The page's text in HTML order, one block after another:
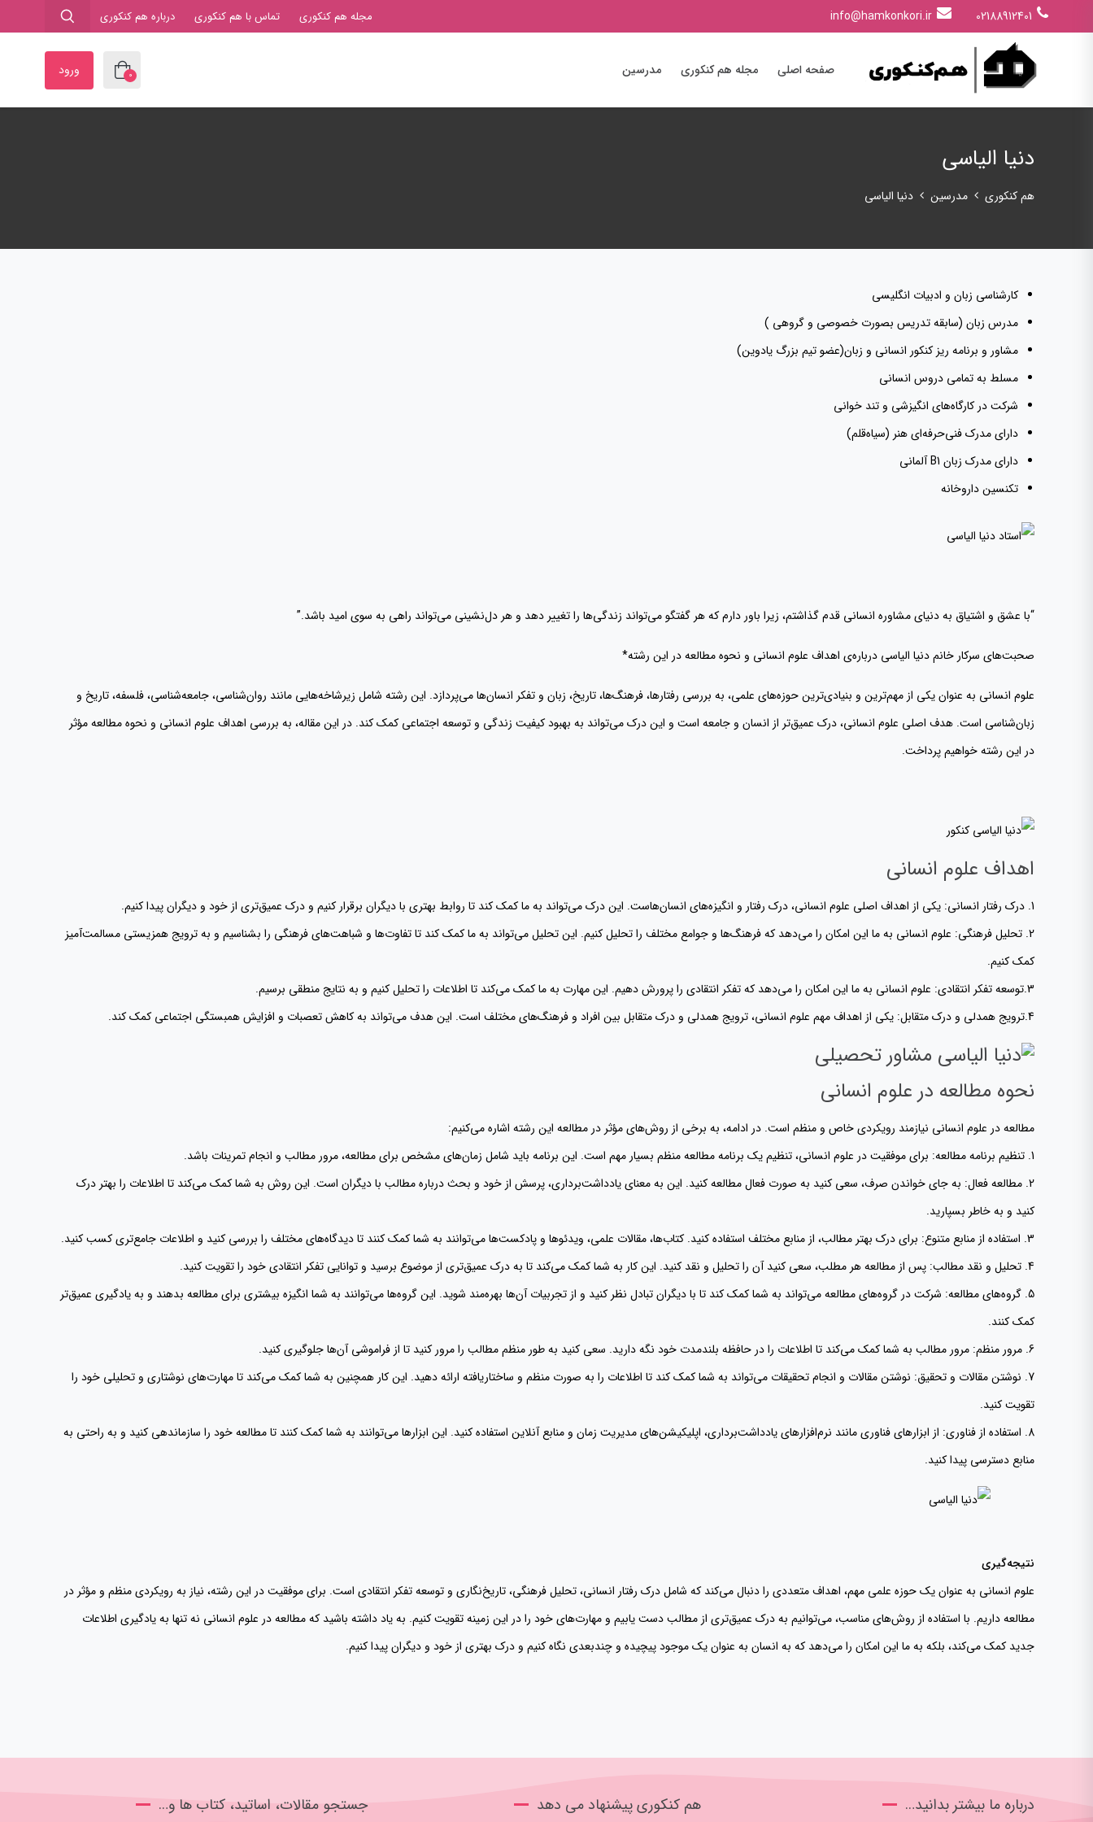
02188912401
info@hamkonkori.ir مجله هم کنکوری تماس با هم کنکوری درباره هم کنکوری
صفحه اصلی مجله هم کنکوری مدرسین 0 ورود
دنیا الیاسی
هم کنکوری مدرسین دنیا الیاسی
کارشناسی‌ زبان و ادبیات‌ انگلیسی
مدرس زبان (سابقه تدریس بصورت‌ خصوصی و گروهی )
مشاور و برنامه‌ ریز کنکور انسانی‌ و زبان(عضو تیم بزرگ یادوین)
مسلط به تمامی دروس انسانی‌
شرکت‌ در کارگاه‌‌های انگیزشی و تند خوانی
دارای مدرک فنی‌حرفه‌ای هنر (سیاه‌قلم)
دارای مدرک زبان B1 آلمانی
تکنسین‌ داروخانه
“با عشق و اشتیاق به دنیای مشاوره انسانی قدم گذاشتم، زیرا باور دارم که هر گفتگو می‌تواند زندگی‌ها را تغییر دهد و هر دل‌نشینی می‌تواند راهی به سوی امید باشد.”
صحبت‌های سرکار خانم‌ دنیا الیاسی درباره‌ی اهداف علوم انسانی و نحوه مطالعه در این رشته*
علوم انسانی به عنوان یکی از مهم‌ترین و بنیادی‌ترین حوزه‌های علمی، به بررسی رفتارها، فرهنگ‌ها، تاریخ، زبان و تفکر انسان‌ها می‌پردازد. این رشته شامل زیرشاخه‌هایی مانند روان‌شناسی، جامعه‌شناسی، فلسفه، تاریخ و
زبان‌شناسی است. هدف اصلی علوم انسانی، درک عمیق‌تر از انسان و جامعه است و این درک می‌تواند به بهبود کیفیت زندگی و توسعه اجتماعی کمک کند. در این مقاله، به بررسی اهداف علوم انسانی و نحوه مطالعه مؤثر
در این رشته خواهیم پرداخت.
اهداف علوم انسانی
1. درک رفتار انسانی: یکی از اهداف اصلی علوم انسانی، درک رفتار و انگیزه‌های انسان‌هاست. این درک می‌تواند به ما کمک کند تا روابط بهتری با دیگران برقرار کنیم و درک عمیق‌تری از خود و دیگران پیدا کنیم.
2. تحلیل فرهنگی: علوم انسانی به ما این امکان را می‌دهد که فرهنگ‌ها و جوامع مختلف را تحلیل کنیم. این تحلیل می‌تواند به ما کمک کند تا تفاوت‌ها و شباهت‌های فرهنگی را بشناسیم و به ترویج همزیستی مسالمت‌آمیز
کمک کنیم.
3.توسعه تفکر انتقادی: علوم انسانی به ما این امکان را می‌دهد که تفکر انتقادی را پرورش دهیم. این مهارت به ما کمک می‌کند تا اطلاعات را تحلیل کنیم و به نتایج منطقی برسیم.
4.ترویج همدلی و درک متقابل: یکی از اهداف مهم علوم انسانی، ترویج همدلی و درک متقابل بین افراد و فرهنگ‌های مختلف است. این هدف می‌تواند به کاهش تعصبات و افزایش همبستگی اجتماعی کمک کند.
نحوه مطالعه در علوم انسانی
مطالعه در علوم انسانی نیازمند رویکردی خاص و منظم است. در ادامه، به برخی از روش‌های مؤثر در مطالعه این رشته اشاره می‌کنیم:
1. تنظیم برنامه مطالعه: برای موفقیت در علوم انسانی، تنظیم یک برنامه مطالعه منظم بسیار مهم است. این برنامه باید شامل زمان‌های مشخص برای مطالعه، مرور مطالب و انجام تمرینات باشد.
2. مطالعه فعال: به جای خواندن صرف، سعی کنید به صورت فعال مطالعه کنید. این به معنای یادداشت‌برداری، پرسش از خود و بحث درباره مطالب با دیگران است. این روش به شما کمک می‌کند تا اطلاعات را بهتر درک
کنید و به خاطر بسپارید.
3. استفاده از منابع متنوع: برای درک بهتر مطالب، از منابع مختلف استفاده کنید. کتاب‌ها، مقالات علمی، ویدئوها و پادکست‌ها می‌توانند به شما کمک کنند تا دیدگاه‌های مختلف را بررسی کنید و اطلاعات جامع‌تری کسب کنید.
4. تحلیل و نقد مطالب: پس از مطالعه هر مطلب، سعی کنید آن را تحلیل و نقد کنید. این کار به شما کمک می‌کند تا به درک عمیق‌تری از موضوع برسید و توانایی تفکر انتقادی خود را تقویت کنید.
5. گروه‌های مطالعه: شرکت در گروه‌های مطالعه می‌تواند به شما کمک کند تا با دیگران تبادل نظر کنید و از تجربیات آن‌ها بهره‌مند شوید. این گروه‌ها می‌توانند به شما انگیزه بیشتری برای مطالعه بدهند و به یادگیری عمیق‌تر
کمک کنند.
6. مرور منظم: مرور مطالب به شما کمک می‌کند تا اطلاعات را در حافظه بلندمدت خود نگه دارید. سعی کنید به طور منظم مطالب را مرور کنید تا از فراموشی آن‌ها جلوگیری کنید.
7. نوشتن مقالات و تحقیق: نوشتن مقالات و انجام تحقیقات می‌تواند به شما کمک کند تا اطلاعات را به صورت منظم و ساختاریافته ارائه دهید. این کار همچنین به شما کمک می‌کند تا مهارت‌های نوشتاری و تحلیلی خود را
تقویت کنید.
8. استفاده از فناوری: از ابزارهای فناوری مانند نرم‌افزارهای یادداشت‌برداری، اپلیکیشن‌های مدیریت زمان و منابع آنلاین استفاده کنید. این ابزارها می‌توانند به شما کمک کنند تا مطالعه خود را سازماندهی کنید و به راحتی به
منابع دسترسی پیدا کنید.
نتیجه‌گیری
علوم انسانی به عنوان یک حوزه علمی مهم، اهداف متعددی را دنبال می‌کند که شامل درک رفتار انسانی، تحلیل فرهنگی، تاریخ‌نگاری و توسعه تفکر انتقادی است. برای موفقیت در این رشته، نیاز به رویکردی منظم و مؤثر در
مطالعه داریم. با استفاده از روش‌های مناسب، می‌توانیم به درک عمیق‌تری از مطالب دست یابیم و مهارت‌های خود را در این زمینه تقویت کنیم. به یاد داشته باشید که مطالعه در علوم انسانی نه تنها به یادگیری اطلاعات
جدید کمک می‌کند، بلکه به ما این امکان را می‌دهد که به انسان به عنوان یک موجود پیچیده و چندبعدی نگاه کنیم و درک بهتری از خود و دیگران پیدا کنیم.
درباره ما بیشتر بدانید… هم کنکوری پیشنهاد می دهد جستجو مقالات، اساتید، کتاب ها و…